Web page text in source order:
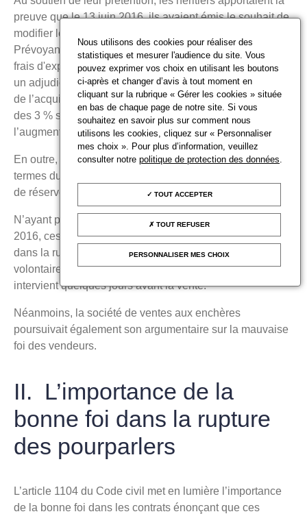
preuve que le 13 juin 2016, ils avaient émis le souhait de
modifier lesdites conditions financières du contrat.
Prévoyant à l’initial, des prélèvements de 15 %, 5 % de
frais d'expert, 20 % de TVA et de 3 % en cas de vente à
un adjudicataire ayant enchéri par internet sur le montant
de l’acquisition, cela a été amendé par la suppression
des 3 % supplémentaires en cas de vente à distance et
l’augmentation des frais d'expert à 6 % TTC.
En outre, les juges notent que jusqu’au 15 juin, les
termes du contrat étaient encore en discussion sur le prix
de réserve de 2 à 3 motos.
N’ayant pas pu obtenir un contrat complet au 17 juin
2016, ces derniers justifiaient dès lors d’un juste motif
dans la rupture des pourparlers avec la société de ventes
volontaires, et ce, peu importe le fait que cette rupture
intervient quelques jours avant la vente.
Néanmoins, la société de ventes aux enchères
poursuivait également son argumentaire sur la mauvaise
foi des vendeurs.
II. L’importance de la
bonne foi dans la rupture
des pourparlers
L’article 1104 du Code civil met en lumière l’importance
de la bonne foi dans les contrats énonçant que ces
Nous utilisons des cookies pour réaliser des
statistiques et mesurer l'audience du site. Vous
pouvez exprimer vos choix en utilisant les boutons
ci-après et changer d’avis à tout moment en
cliquant sur la rubrique « Gérer les cookies » située
en bas de chaque page de notre site. Si vous
souhaitez en savoir plus sur comment nous
utilisons les cookies, cliquez sur « Personnaliser
mes choix ». Pour plus d’information, veuillez
consulter notrepolitique de protection des données.
TOUT ACCEPTER
TOUT REFUSER
PERSONNALISER MES CHOIX